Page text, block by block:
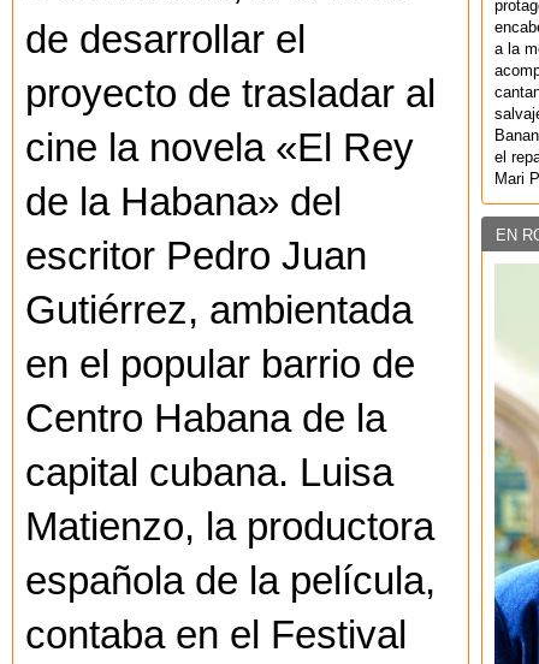
de desarrollar el
proyecto de trasladar al
cine la novela «El Rey
de la Habana» del
escritor Pedro Juan
Gutiérrez, ambientada
en el popular barrio de
Centro Habana de la
capital cubana. Luisa
Matienzo, la productora
española de la película,
contaba en el Festival
a la
el
Mari
EN